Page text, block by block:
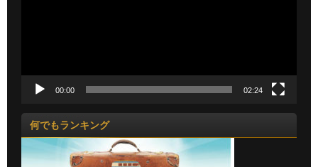
00:00 02:24
何でもランキング